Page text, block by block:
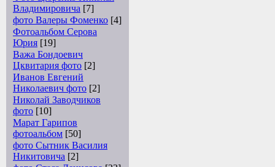
Владимировича [7]
фото Валеры Фоменко [4]
Фотоальбом Серова
Юрия [19]
Важа Бондоевич
Цквитария фото [2]
Иванов Евгений
Николаевич фото [2]
Николай Заводчиков
фото [10]
Марат Гарипов
фотоальбом [50]
фото Сытник Василия
Никитовича [2]